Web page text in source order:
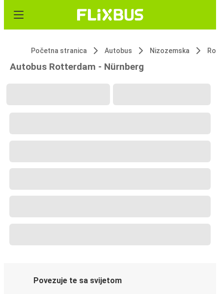
Početna stranica Autobus Nizozemska
Autobus Rotterdam - Nürnberg
Povezuje te sa svijetom